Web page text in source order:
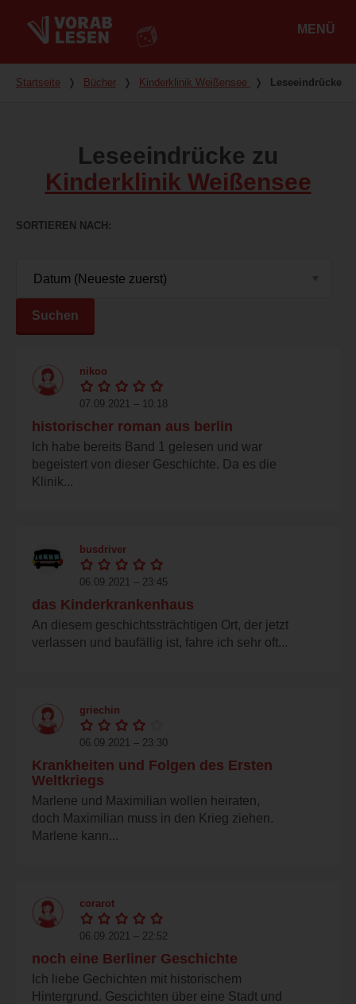
MENÜ
Du bist hier
Startseite ❭ Bücher ❭ Kinderklinik Weißensee ❭ Leseeindrücke
Leseeindrücke zu
Kinderklinik Weißensee
SORTIEREN NACH
Suchen
nikoo
07.09.2021 – 10:18
historischer roman aus berlin
Ich habe bereits Band 1 gelesen und war
begeistert von dieser Geschichte. Da es die
Klinik...
busdriver
06.09.2021 – 23:45
das Kinderkrankenhaus
An diesem geschichtssträchtigen Ort, der jetzt
verlassen und baufällig ist, fahre ich sehr oft...
griechin
06.09.2021 – 23:30
Krankheiten und Folgen des Ersten
Weltkriegs
Marlene und Maximilian wollen heiraten,
doch Maximilian muss in den Krieg ziehen.
Marlene kann...
corarot
06.09.2021 – 22:52
noch eine Berliner Geschichte
Ich liebe Gechichten mit historischem
Hintergrund. Gescichten über eine Stadt und